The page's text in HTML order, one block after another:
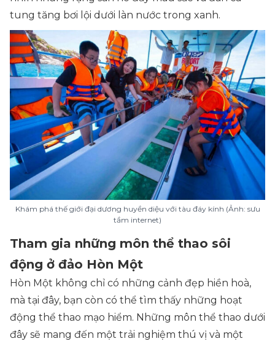
tung tăng bơi lội dưới làn nước trong xanh.
Khám phá thế giới đại dương huyền diệu với tàu đáy kính (Ảnh: sưu
tầm internet)
Tham gia những môn thể thao sôi
động ở đảo Hòn Một
Hòn Một không chỉ có những cảnh đẹp hiền hoà,
mà tại đây, bạn còn có thể tìm thấy những hoạt
động thể thao mạo hiểm. Những môn thể thao dưới
đây sẽ mang đến một trải nghiệm thú vị và một